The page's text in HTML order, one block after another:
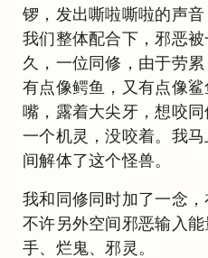
锣，发出嘶啦嘶啦的声
我们整体配合下，邪恶
久，一位同修，由于劳
有点像鳄鱼，又有点像
嘴，露着大尖牙，想咬
一个机灵，没咬着。我
间解体了这个怪兽。
我和同修同时加了一念，
不许另外空间邪恶输入
手、烂鬼、邪灵。